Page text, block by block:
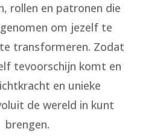
rollen en patronen die
om jezelf te
transformeren. Zodat
tevoorschijn komt en
en unieke
de wereld in kunt
brengen.